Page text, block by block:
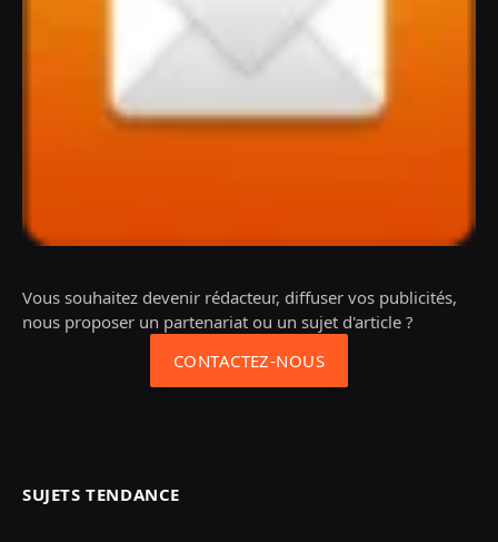
Vous souhaitez devenir rédacteur, diffuser vos publicités,
nous proposer un partenariat ou un sujet d'article ?
CONTACTEZ-NOUS
SUJETS TENDANCE